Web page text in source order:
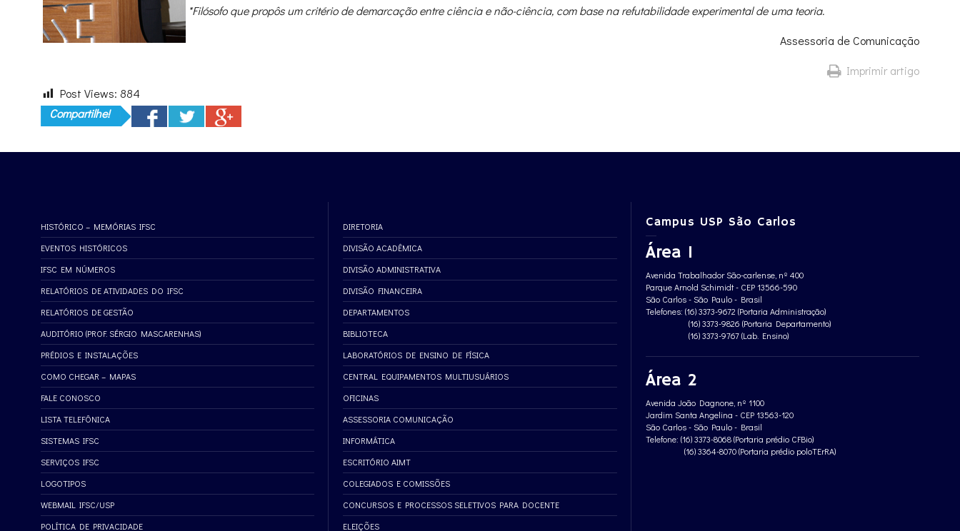
*Filósofo que propôs um critério de demarcação entre ciência e não-ciência, com base na refutabilidade experimental de uma teoria.
Assessoria de Comunicação
Imprimir artigo
Post Views: 884
Compartilhe!
HISTÓRICO – MEMÓRIAS IFSC
EVENTOS HISTÓRICOS
IFSC EM NÚMEROS
RELATÓRIOS DE ATIVIDADES DO IFSC
RELATÓRIOS DE GESTÃO
AUDITÓRIO (PROF. SÉRGIO MASCARENHAS)
PRÉDIOS E INSTALAÇÕES
COMO CHEGAR – MAPAS
FALE CONOSCO
LISTA TELEFÔNICA
SISTEMAS IFSC
SERVIÇOS IFSC
LOGOTIPOS
WEBMAIL IFSC/USP
POLÍTICA DE PRIVACIDADE
DIRETORIA
DIVISÃO ACADÊMICA
DIVISÃO ADMINISTRATIVA
DIVISÃO FINANCEIRA
DEPARTAMENTOS
BIBLIOTECA
LABORATÓRIOS DE ENSINO DE FÍSICA
CENTRAL EQUIPAMENTOS MULTIUSUÁRIOS
OFICINAS
ASSESSORIA COMUNICAÇÃO
INFORMÁTICA
ESCRITÓRIO AIMT
COLEGIADOS E COMISSÕES
CONCURSOS E PROCESSOS SELETIVOS PARA DOCENTE
ELEIÇÕES
Campus USP São Carlos
Área 1
Avenida Trabalhador São-carlense, nº 400
Parque Arnold Schimidt - CEP 13566-590
São Carlos - São Paulo - Brasil
Telefones: (16) 3373-9672 (Portaria Administração)
(16) 3373-9826 (Portaria Departamento)
(16) 3373-9767 (Lab. Ensino)
Área 2
Avenida João Dagnone, nº 1100
Jardim Santa Angelina - CEP 13563-120
São Carlos - São Paulo - Brasil
Telefone: (16) 3373-8068 (Portaria prédio CFBio)
(16) 3364-8070 (Portaria prédio poloTErRA)